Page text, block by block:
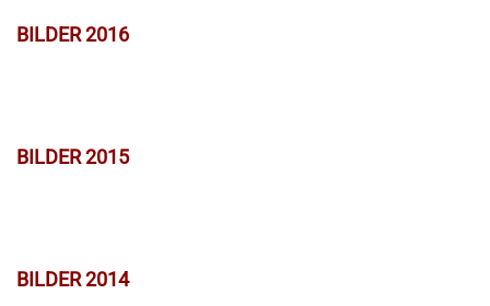
BILDER 2016
BILDER 2015
BILDER 2014